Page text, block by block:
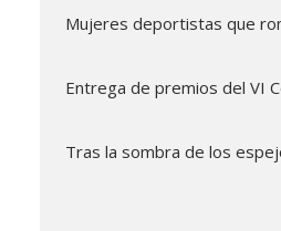
Mujeres deportistas que
Entrega de premios del VI
Tras la sombra de los